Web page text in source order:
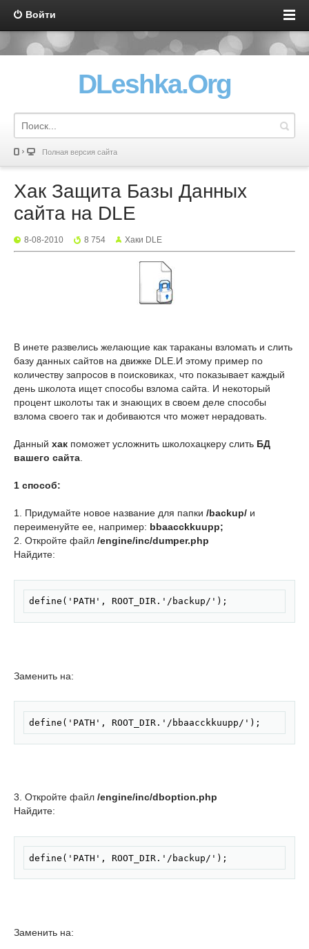
Войти
DLeshka.Org
Полная версия сайта
Хак Защита Базы Данных
сайта на DLE
8-08-2010 8 754 Хаки DLE
В инете развелись желающие как тараканы взломать и слить
базу данных сайтов на движке DLE.И этому пример по
количеству запросов в поисковиках, что показывает каждый
день школота ищет способы взлома сайта. И некоторый
процент школоты так и знающих в своем деле способы
взлома своего так и добиваются что может нерадовать.
Данный хак поможет усложнить школохацкеру слить БД
вашего сайта
1 способ:
1. Придумайте новое название для папки /backup/ и
переименуйте ее, например: bbaacckkuupp;
2. Откройте файл /engine/inc/dumper.php
Найдите:
define('PATH', ROOT_DIR.'/backup/');
Заменить на:
define('PATH', ROOT_DIR.'/bbaacckkuupp/');
3. Откройте файл /engine/inc/dboption.php
Найдите:
define('PATH', ROOT_DIR.'/backup/');
Скопировать
Заменить на: